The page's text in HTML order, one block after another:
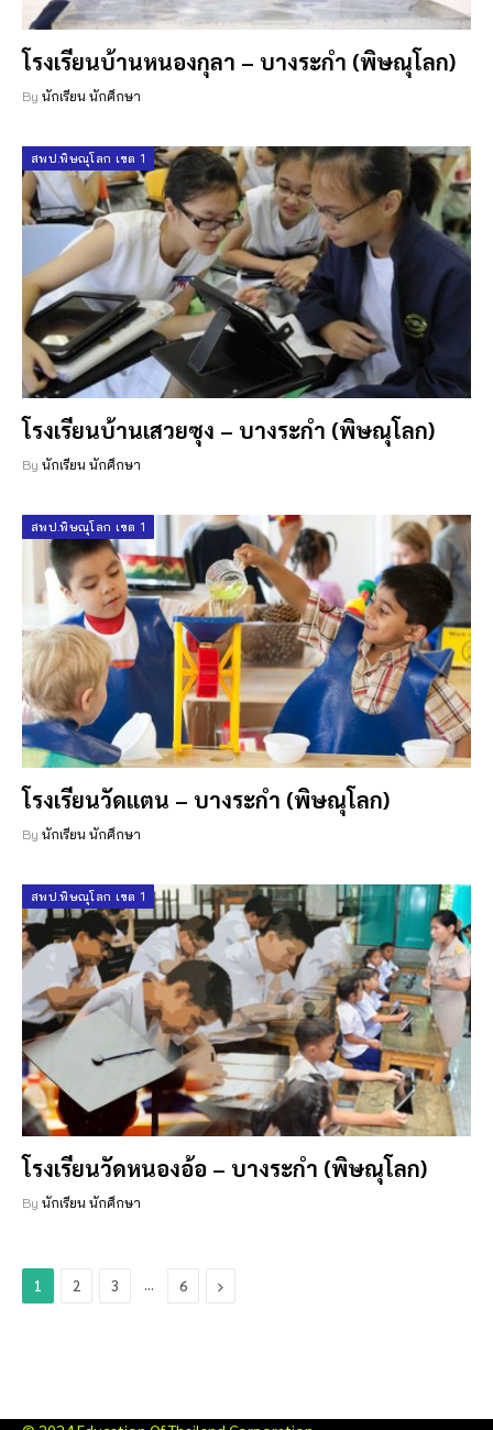
โรงเรียนบ้านหนองกุลา – บางระกำ (พิษณุโลก)
By นักเรียน นักศึกษา
สพป.พิษณุโลก เขต 1
โรงเรียนบ้านเสวยซุง – บางระกำ (พิษณุโลก)
By นักเรียน นักศึกษา
สพป.พิษณุโลก เขต 1
โรงเรียนวัดแตน – บางระกำ (พิษณุโลก)
By นักเรียน นักศึกษา
สพป.พิษณุโลก เขต 1
โรงเรียนวัดหนองอ้อ – บางระกำ (พิษณุโลก)
By นักเรียน นักศึกษา
1 2 3 … 6 Next